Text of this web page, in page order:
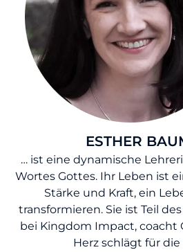
ESTHER
… ist eine dynamische
Wortes Gottes. Ihr Leben ist
Stärke und Kraft, ein
transformieren. Sie ist Teil
bei Kingdom Impact, coacht
Herz schlägt für